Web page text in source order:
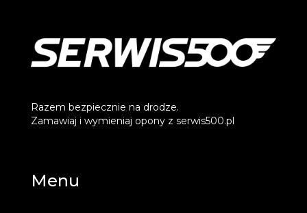
Razem bezpiecznie na drodze.
Zamawiaj i wymieniaj opony z serwis500.pl
Menu